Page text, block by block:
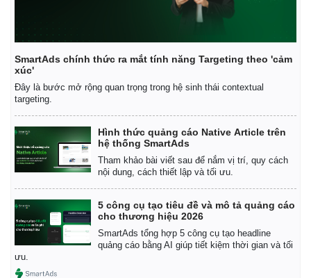
SmartAds chính thức ra mắt tính năng Targeting theo 'cảm
xúc'
Đây là bước mở rộng quan trọng trong hệ sinh thái contextual
targeting.
Hình thức quảng cáo Native Article trên
hệ thống SmartAds
Tham khảo bài viết sau để nắm vị trí, quy cách
nội dung, cách thiết lập và tối ưu.
5 công cụ tạo tiêu đề và mô tả quảng cáo
cho thương hiệu 2026
SmartAds tổng hợp 5 công cụ tạo headline
quảng cáo bằng AI giúp tiết kiệm thời gian và tối
ưu.